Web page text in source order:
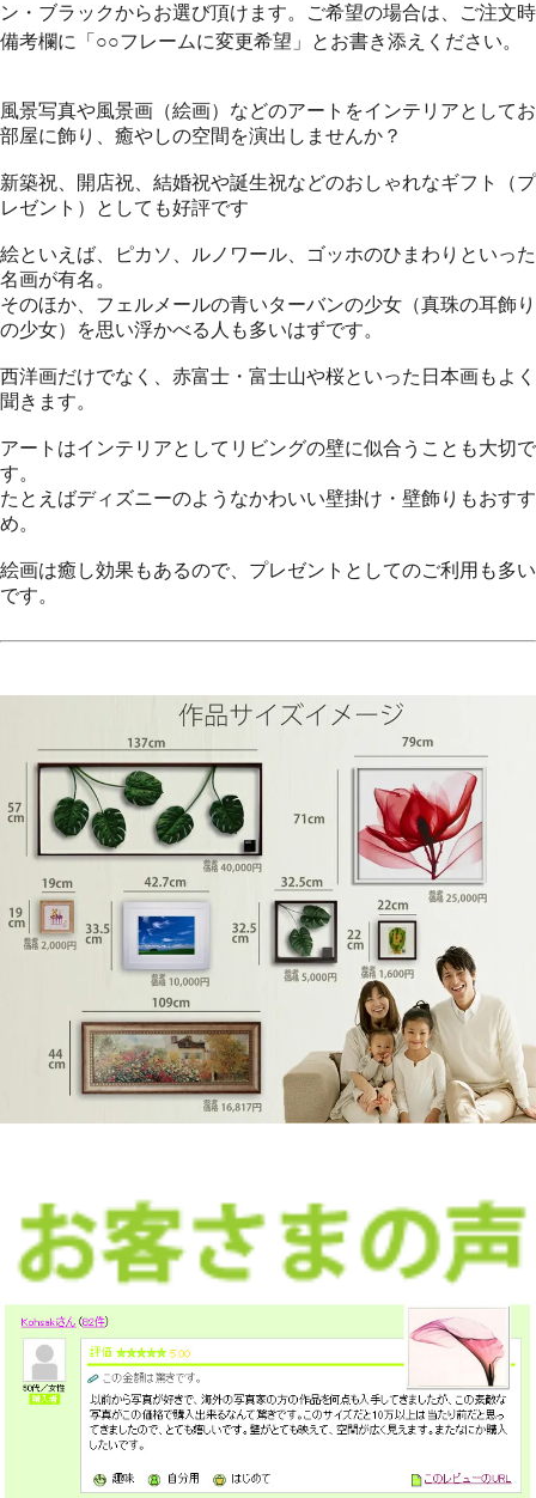
ン・ブラックからお選び頂けます。ご希望の場合は、ご注文時
備考欄に「○○フレームに変更希望」とお書き添えください。
風景写真や風景画（絵画）などのアートをインテリアとしてお
部屋に飾り、癒やしの空間を演出しませんか？
新築祝、開店祝、結婚祝や誕生祝などのおしゃれなギフト（プ
レゼント）としても好評です
絵といえば、ピカソ、ルノワール、ゴッホのひまわりといった
名画が有名。
そのほか、フェルメールの青いターバンの少女（真珠の耳飾り
の少女）を思い浮かべる人も多いはずです。
西洋画だけでなく、赤富士・富士山や桜といった日本画もよく
聞きます。
アートはインテリアとしてリビングの壁に似合うことも大切で
す。
たとえばディズニーのようなかわいい壁掛け・壁飾りもおすす
め。
絵画は癒し効果もあるので、プレゼントとしてのご利用も多い
です。